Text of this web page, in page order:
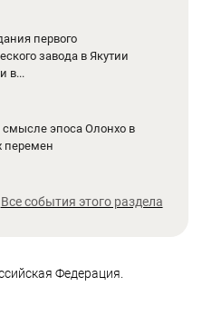
первого
завода в Якутии
в...
эпоса Олонхо в
перемен
Все события этого раздела
Федерация.